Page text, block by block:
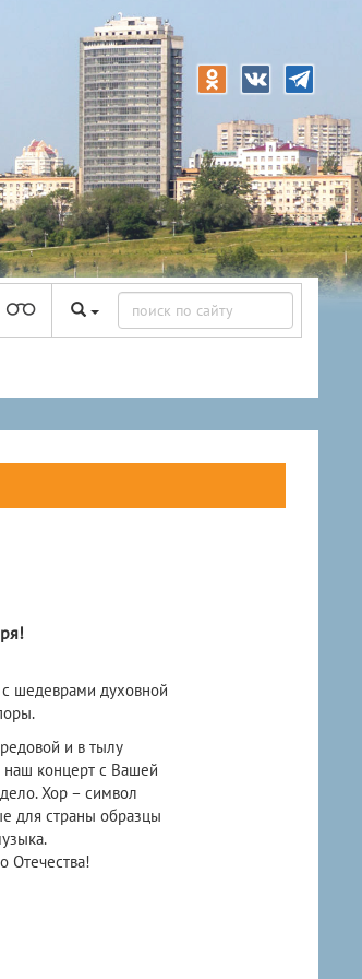
шедеврами духовной
и в тылу
наш концерт с Вашей
Хор – символ
для страны образцы
Отечества!